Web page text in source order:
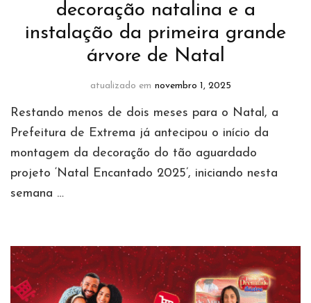
decoração natalina e a
instalação da primeira grande
árvore de Natal
atualizado em novembro 1, 2025
Restando menos de dois meses para o Natal, a
Prefeitura de Extrema já antecipou o início da
montagem da decoração do tão aguardado
projeto ‘Natal Encantado 2025’, iniciando nesta
semana …